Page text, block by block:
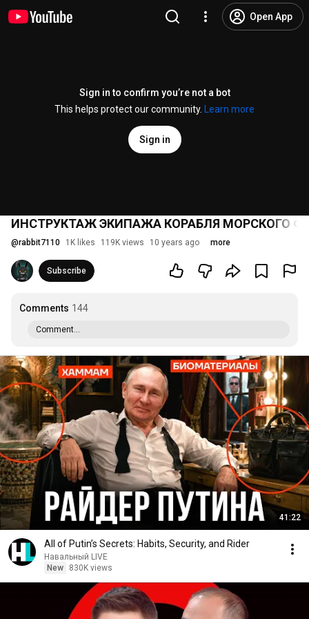
Open App
Sign in to confirm you’re not a bot
This helps protect our community.
Learn more
Sign in
ИНСТРУКТАЖ ЭКИПАЖА КОРАБЛЯ МОРСКОГО
@rabbit7110 1K likes 119K views 10 years ago more
Subscribe
Comments 144
Comment...
41:22
All of Putin’s Secrets: Habits, Security, and Rider
Навальный LIVE
New
830K views